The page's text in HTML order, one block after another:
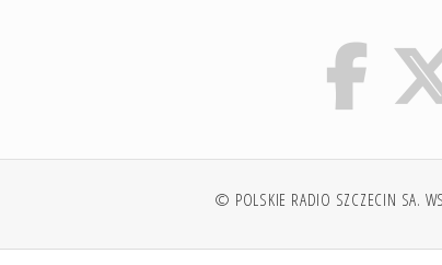
© POLSKIE RADIO SZCZECIN SA.